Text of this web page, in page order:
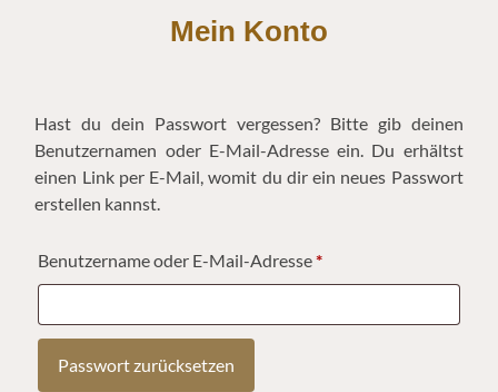
Mein Konto
Hast du dein Passwort vergessen? Bitte gib deinen
Benutzernamen oder E-Mail-Adresse ein. Du erhältst
einen Link per E-Mail, womit du dir ein neues Passwort
erstellen kannst.
Benutzername oder E-Mail-Adresse*Erforderlich
Passwort zurücksetzen